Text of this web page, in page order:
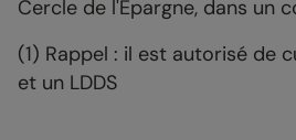
Cercle de l'Epargne, dans un
(1) Rappel : il est autorisé de
et un LDDS